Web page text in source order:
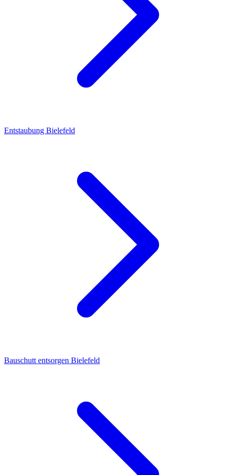
Entstaubung Bielefeld
Bauschutt entsorgen Bielefeld